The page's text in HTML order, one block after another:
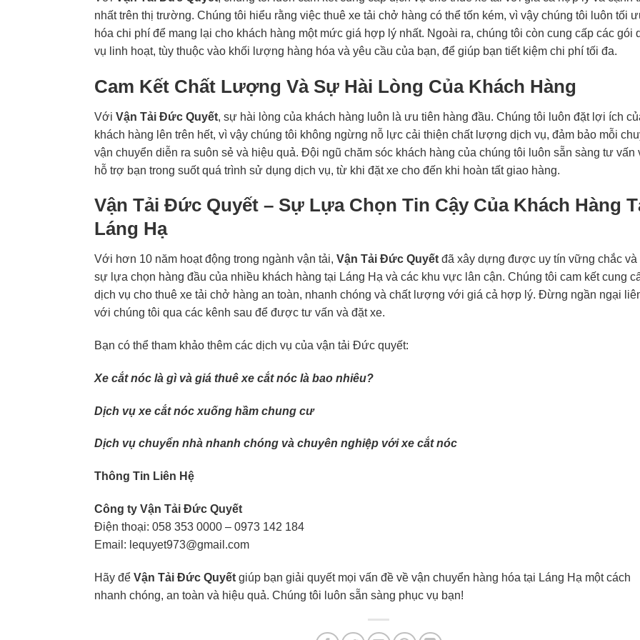
nhất trên thị trường. Chúng tôi hiểu rằng việc thuê xe tải chở hàng có thể tốn kém, vì vậy chúng tôi luôn tối
hóa chi phí để mang lại cho khách hàng một mức giá hợp lý nhất. Ngoài ra, chúng tôi còn cung cấp các gói
vụ linh hoạt, tùy thuộc vào khối lượng hàng hóa và yêu cầu của bạn, để giúp bạn tiết kiệm chi phí tối đa.
Cam Kết Chất Lượng Và Sự Hài Lòng Của Khách Hàng
Với Vận Tải Đức Quyết, sự hài lòng của khách hàng luôn là ưu tiên hàng đầu. Chúng tôi luôn đặt lợi ích
khách hàng lên trên hết, vì vậy chúng tôi không ngừng nỗ lực cải thiện chất lượng dịch vụ, đảm bảo mỗi
vận chuyển diễn ra suôn sẻ và hiệu quả. Đội ngũ chăm sóc khách hàng của chúng tôi luôn sẵn sàng tư vấn
hỗ trợ bạn trong suốt quá trình sử dụng dịch vụ, từ khi đặt xe cho đến khi hoàn tất giao hàng.
Vận Tải Đức Quyết – Sự Lựa Chọn Tin Cậy Của Khách Hàng
Láng Hạ
Với hơn 10 năm hoạt động trong ngành vận tải, Vận Tải Đức Quyết đã xây dựng được uy tín vững chắc và
sự lựa chọn hàng đầu của nhiều khách hàng tại Láng Hạ và các khu vực lân cận. Chúng tôi cam kết cung
dịch vụ cho thuê xe tải chở hàng an toàn, nhanh chóng và chất lượng với giá cả hợp lý. Đừng ngần ngại
với chúng tôi qua các kênh sau để được tư vấn và đặt xe.
Bạn có thể tham khảo thêm các dịch vụ của vận tải Đức quyết:
Xe cắt nóc là gì và giá thuê xe cắt nóc là bao nhiêu?
Dịch vụ xe cắt nóc xuống hầm chung cư
Dịch vụ chuyển nhà nhanh chóng và chuyên nghiệp với xe cắt nóc
Thông Tin Liên Hệ
Công ty Vận Tải Đức Quyết
Điện thoại: 058 353 0000 – 0973 142 184
Email: lequyet973@gmail.com
Hãy để Vận Tải Đức Quyết giúp bạn giải quyết mọi vấn đề về vận chuyển hàng hóa tại Láng Hạ một cách
nhanh chóng, an toàn và hiệu quả. Chúng tôi luôn sẵn sàng phục vụ bạn!